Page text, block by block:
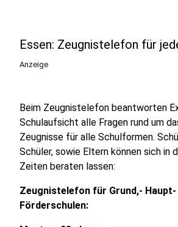
Essen: Zeugnistelefon für
Anzeige
Beim Zeugnistelefon beantworten
Schulaufsicht alle Fragen rund um
Zeugnisse für alle Schulformen.
Schüler, sowie Eltern können sich in
Zeiten beraten lassen:
Zeugnistelefon für Grund,- Haupt-
Förderschulen: